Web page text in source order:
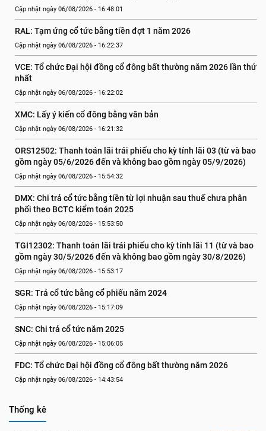
Cập nhật ngày 06/08/2026 - 16:48:01
RAL: Tạm ứng cổ tức bằng tiền đợt 1 năm 2026
Cập nhật ngày 06/08/2026 - 16:22:37
VCE: Tổ chức Đại hội đồng cổ đông bất thường năm 2026 lần thứ
nhất
Cập nhật ngày 06/08/2026 - 16:22:02
XMC: Lấy ý kiến cổ đông bằng văn bản
Cập nhật ngày 06/08/2026 - 16:21:32
ORS12502: Thanh toán lãi trái phiếu cho kỳ tính lãi 03 (từ và bao
gồm ngày 05/6/2026 đến và không bao gồm ngày 05/9/2026)
Cập nhật ngày 06/08/2026 - 15:54:32
DMX: Chi trả cổ tức bằng tiền từ lợi nhuận sau thuế chưa phân
phối theo BCTC kiểm toán 2025
Cập nhật ngày 06/08/2026 - 15:53:50
TGI12302: Thanh toán lãi trái phiếu cho kỳ tính lãi 11 (từ và bao
gồm ngày 30/5/2026 đến và không bao gồm ngày 30/8/2026)
Cập nhật ngày 06/08/2026 - 15:53:17
SGR: Trả cổ tức bằng cổ phiếu năm 2024
Cập nhật ngày 06/08/2026 - 15:17:09
SNC: Chi trả cổ tức năm 2025
Cập nhật ngày 06/08/2026 - 15:06:05
FDC: Tổ chức Đại hội đồng cổ đông bất thường năm 2026
Cập nhật ngày 06/08/2026 - 14:43:54
Thống kê